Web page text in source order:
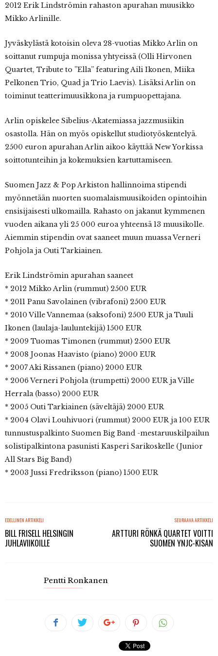
2012 Erik Lindströmin rahaston apurahan muusikko
Mikko Arlinille.
Jyväskylästä kotoisin oleva 28-vuotias Mikko Arlin on
soittanut rumpuja monissa yhtyeissä (Olli Hirvonen
Quartet, Tribute to ”Ella” featuring Aili Ikonen, Miika
Pelkonen Trio, Quad ja Trio Laevis). Lisäksi Arlin on
toiminut teatterimuusikkona ja rumpuopettajana.
Arlin opiskelee Sibelius-Akatemiassa jazzmusiikin
osastolla. Hän on myös opiskellut studiotyöskentelyä.
2500 euron apurahan Arlin aikoo käyttää New Yorkissa
soittotunteihin ja kokemuksien kartuttamiseen.
Suomen Jazz & Pop Arkiston hallinnoima stipendi
myönnetään nuorten suomalaismuusikoiden opintoihin
ensisijaisesti ulkomailla. Rahasto on jakanut kymmenen
vuoden aikana yli 25 000 euroa yhteensä 13 muusikolle.
Aiemmin stipendin ovat saaneet muun muassa Verneri
Pohjola ja Outi Tarkiainen.
Erik Lindströmin apurahan saaneet
* 2012 Mikko Arlin (rummut) 2500 EUR
* 2011 Panu Savolainen (vibrafoni) 2500 EUR
* 2010 Ville Vannemaa (saksofoni) 2500 EUR ja Tuuli
Ikonen (laulaja-lauluntekijä) 1500 EUR
* 2009 Tuomas Timonen (rummut) 2500 EUR
* 2008 Joonas Haavisto (piano) 2000 EUR
* 2007 Aki Rissanen (piano) 2000 EUR
* 2006 Verneri Pohjola (trumpetti) 2000 EUR ja Ville
Herrala (basso) 2000 EUR
* 2005 Outi Tarkiainen (säveltäjä) 2000 EUR
* 2004 Olavi Louhivuori (rummut) 2000 EUR ja 100 EUR
tunnustuspalkinto Suomen Big Band -mestaruuskilpailun
solistipalkintona pasunisti Kasperi Sarikoskelle (Junior
All Stars Big Band)
* 2003 Jussi Fredriksson (piano) 1500 EUR
EDELLINEN ARTIKKELI
BILL FRISELL HELSINGIN
JUHLAVIIKOILLE
SEURAAVA ARTIKKELI
ARTTURI RÖNKÄ QUARTET VOITTI
SUOMEN YNJC-KISAN
Pentti Ronkanen